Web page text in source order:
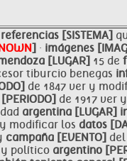
referencias [SISTEMA]
] · imágenes
[LUGAR] 15 de
tiburcio benegas
de 1847 ver y
de 1917 ver
argentina [LUGAR]
modificar los datos
campaña [EVENTO] del
y político argentino